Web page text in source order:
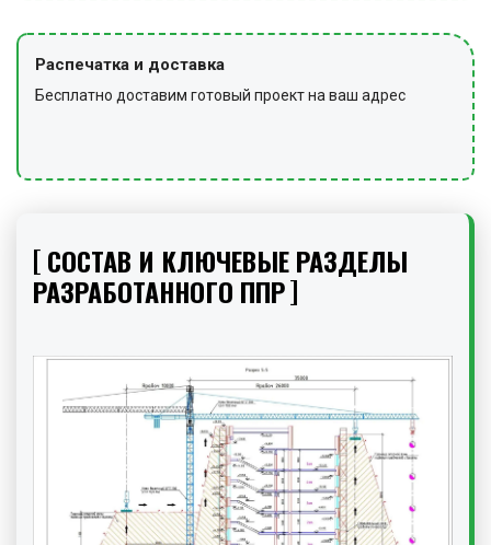
Распечатка и доставка
Бесплатно доставим готовый проект на ваш адрес
СОСТАВ И КЛЮЧЕВЫЕ РАЗДЕЛЫ
РАЗРАБОТАННОГО ППР